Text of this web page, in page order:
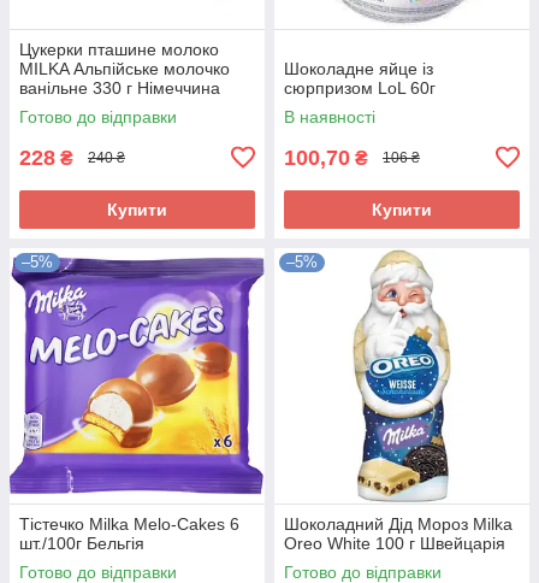
Цукерки пташине молоко
MILKA Альпійське молочко
ванільне 330 г Німеччина
Готово до відправки
228 ₴ 240 ₴
Купити
Шоколадне яйце із
сюрпризом LoL 60г
В наявності
100,70 ₴ 106 ₴
Купити
–5%
Тістечко Milka Melo-Cakes 6
шт./100г Бельгія
Готово до відправки
–5%
Шоколадний Дід Мороз Milka
Oreo White 100 г Швейцарія
Готово до відправки